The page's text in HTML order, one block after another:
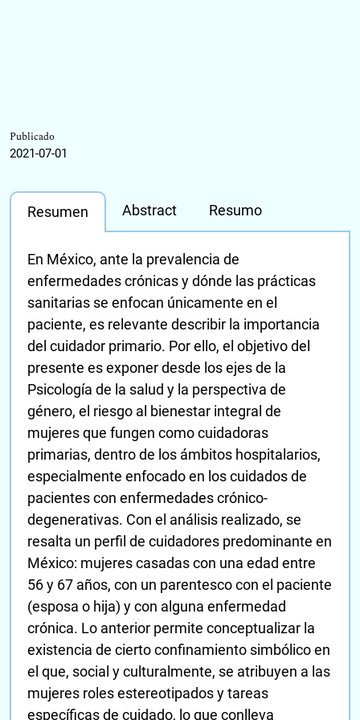
Publicado
2021-07-01
Resumen Abstract Resumo
En México, ante la prevalencia de
enfermedades crónicas y dónde las prácticas
sanitarias se enfocan únicamente en el
paciente, es relevante describir la importancia
del cuidador primario. Por ello, el objetivo del
presente es exponer desde los ejes de la
Psicología de la salud y la perspectiva de
género, el riesgo al bienestar integral de
mujeres que fungen como cuidadoras
primarias, dentro de los ámbitos hospitalarios,
especialmente enfocado en los cuidados de
pacientes con enfermedades crónico-
degenerativas. Con el análisis realizado, se
resalta un perfil de cuidadores predominante en
México: mujeres casadas con una edad entre
56 y 67 años, con un parentesco con el paciente
(esposa o hija) y con alguna enfermedad
crónica. Lo anterior permite conceptualizar la
existencia de cierto confinamiento simbólico en
el que, social y culturalmente, se atribuyen a las
mujeres roles estereotipados y tareas
específicas de cuidado, lo que conlleva